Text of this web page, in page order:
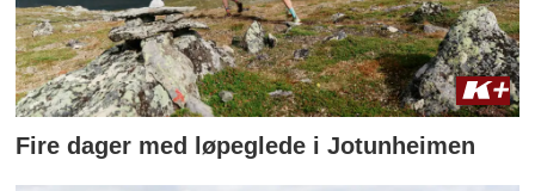
Fire dager med løpeglede i Jotunheimen